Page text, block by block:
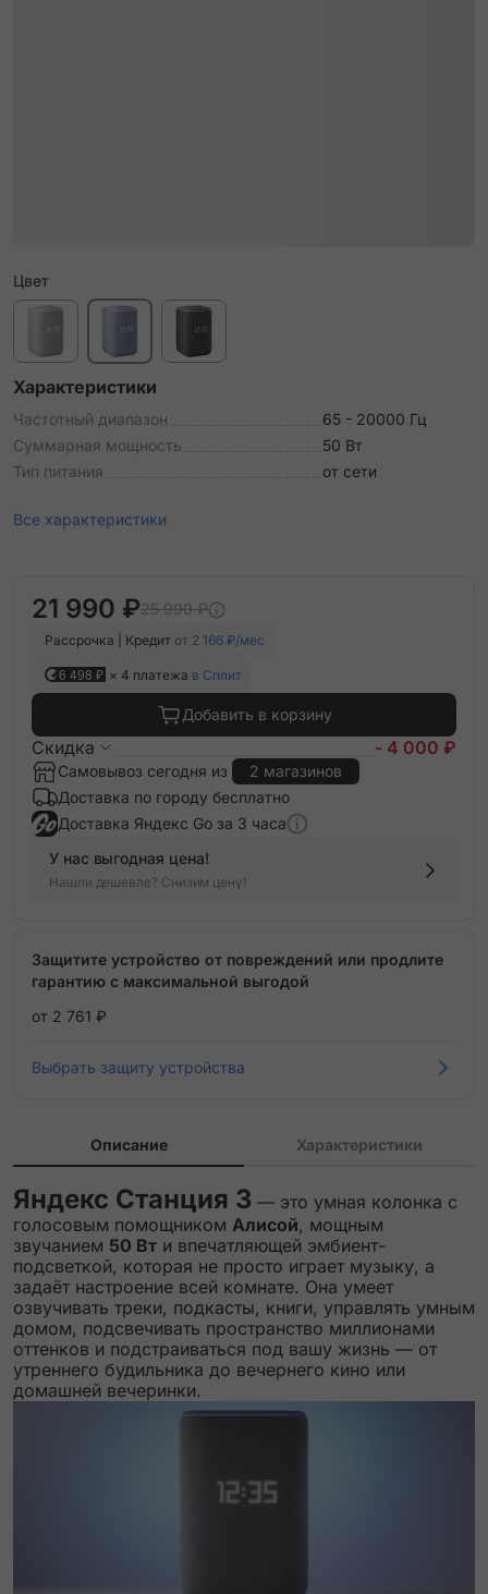
Цвет
Характеристики
Частотный диапазон
65 - 20000 Гц
Суммарная мощность
50 Вт
Тип питания
от сети
Все характеристики
21 990 ₽25 990 ₽
Рассрочка | Кредит от 2 166 ₽/мес
6 498 ₽ × 4 платежа в Сплит
Добавить в корзину
Скидка - 4 000 ₽
Самовывоз сегодня из
2 магазинов
Доставка по городу бесплатно
Доставка Яндекс Go за 3 часа
У нас выгодная цена!
Нашли дешевле? Снизим цену!
Защитите устройство от повреждений или продлите
гарантию с максимальной выгодой
от 2 761 ₽
Выбрать защиту устройства
Описание Характеристики
Яндекс Станция 3 — это умная колонка с
голосовым помощником Алисой, мощным
звучанием 50 Вт и впечатляющей эмбиент-
подсветкой, которая не просто играет музыку, а
задаёт настроение всей комнате. Она умеет
озвучивать треки, подкасты, книги, управлять умным
домом, подсвечивать пространство миллионами
оттенков и подстраиваться под вашу жизнь — от
утреннего будильника до вечернего кино или
домашней вечеринки.